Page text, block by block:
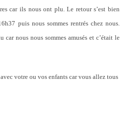
car ils nous ont plu. Le retour s’est bien
puis nous sommes rentrés chez nous.
car nous nous sommes amusés et c’était le
votre ou vos enfants car vous allez tous